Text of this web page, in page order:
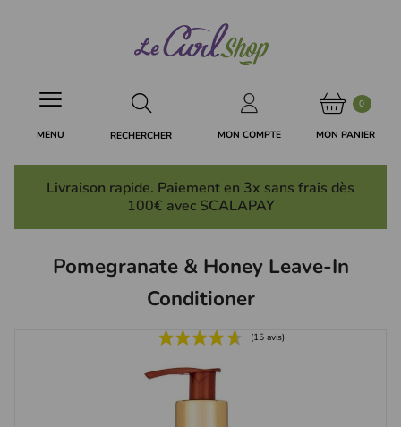
MON COMPTE
0
MON PANIER
RECHERCHER
MENU
Livraison rapide. Paiement en 3x sans frais dès
100€ avec SCALAPAY
Pomegranate & Honey Leave-In
Conditioner